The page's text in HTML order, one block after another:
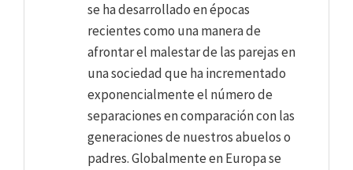
se ha desarrollado en épocas
recientes como una manera de
afrontar el malestar de las parejas en
una sociedad que ha incrementado
exponencialmente el número de
separaciones en comparación con las
generaciones de nuestros abuelos o
padres. Globalmente en Europa se